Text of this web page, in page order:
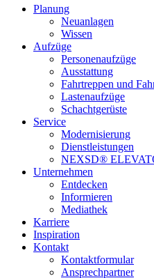
Planung
Neuanlagen
Wissen
Aufzüge
Personenaufzüge
Ausstattung
Fahrtreppen und
Lastenaufzüge
Schachtgerüste
Service
Modernisierung
Dienstleistungen
NEXSD®
Unternehmen
Entdecken
Informieren
Mediathek
Karriere
Inspiration
Kontakt
Kontaktformular
Ansprechpartner